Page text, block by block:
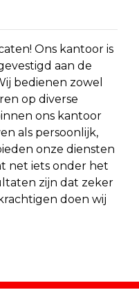
Ons kantoor is
aan de
bedienen zowel
op diverse
ons kantoor
als persoonlijk,
onze diensten
net iets onder het
zijn dat zeker
doen wij